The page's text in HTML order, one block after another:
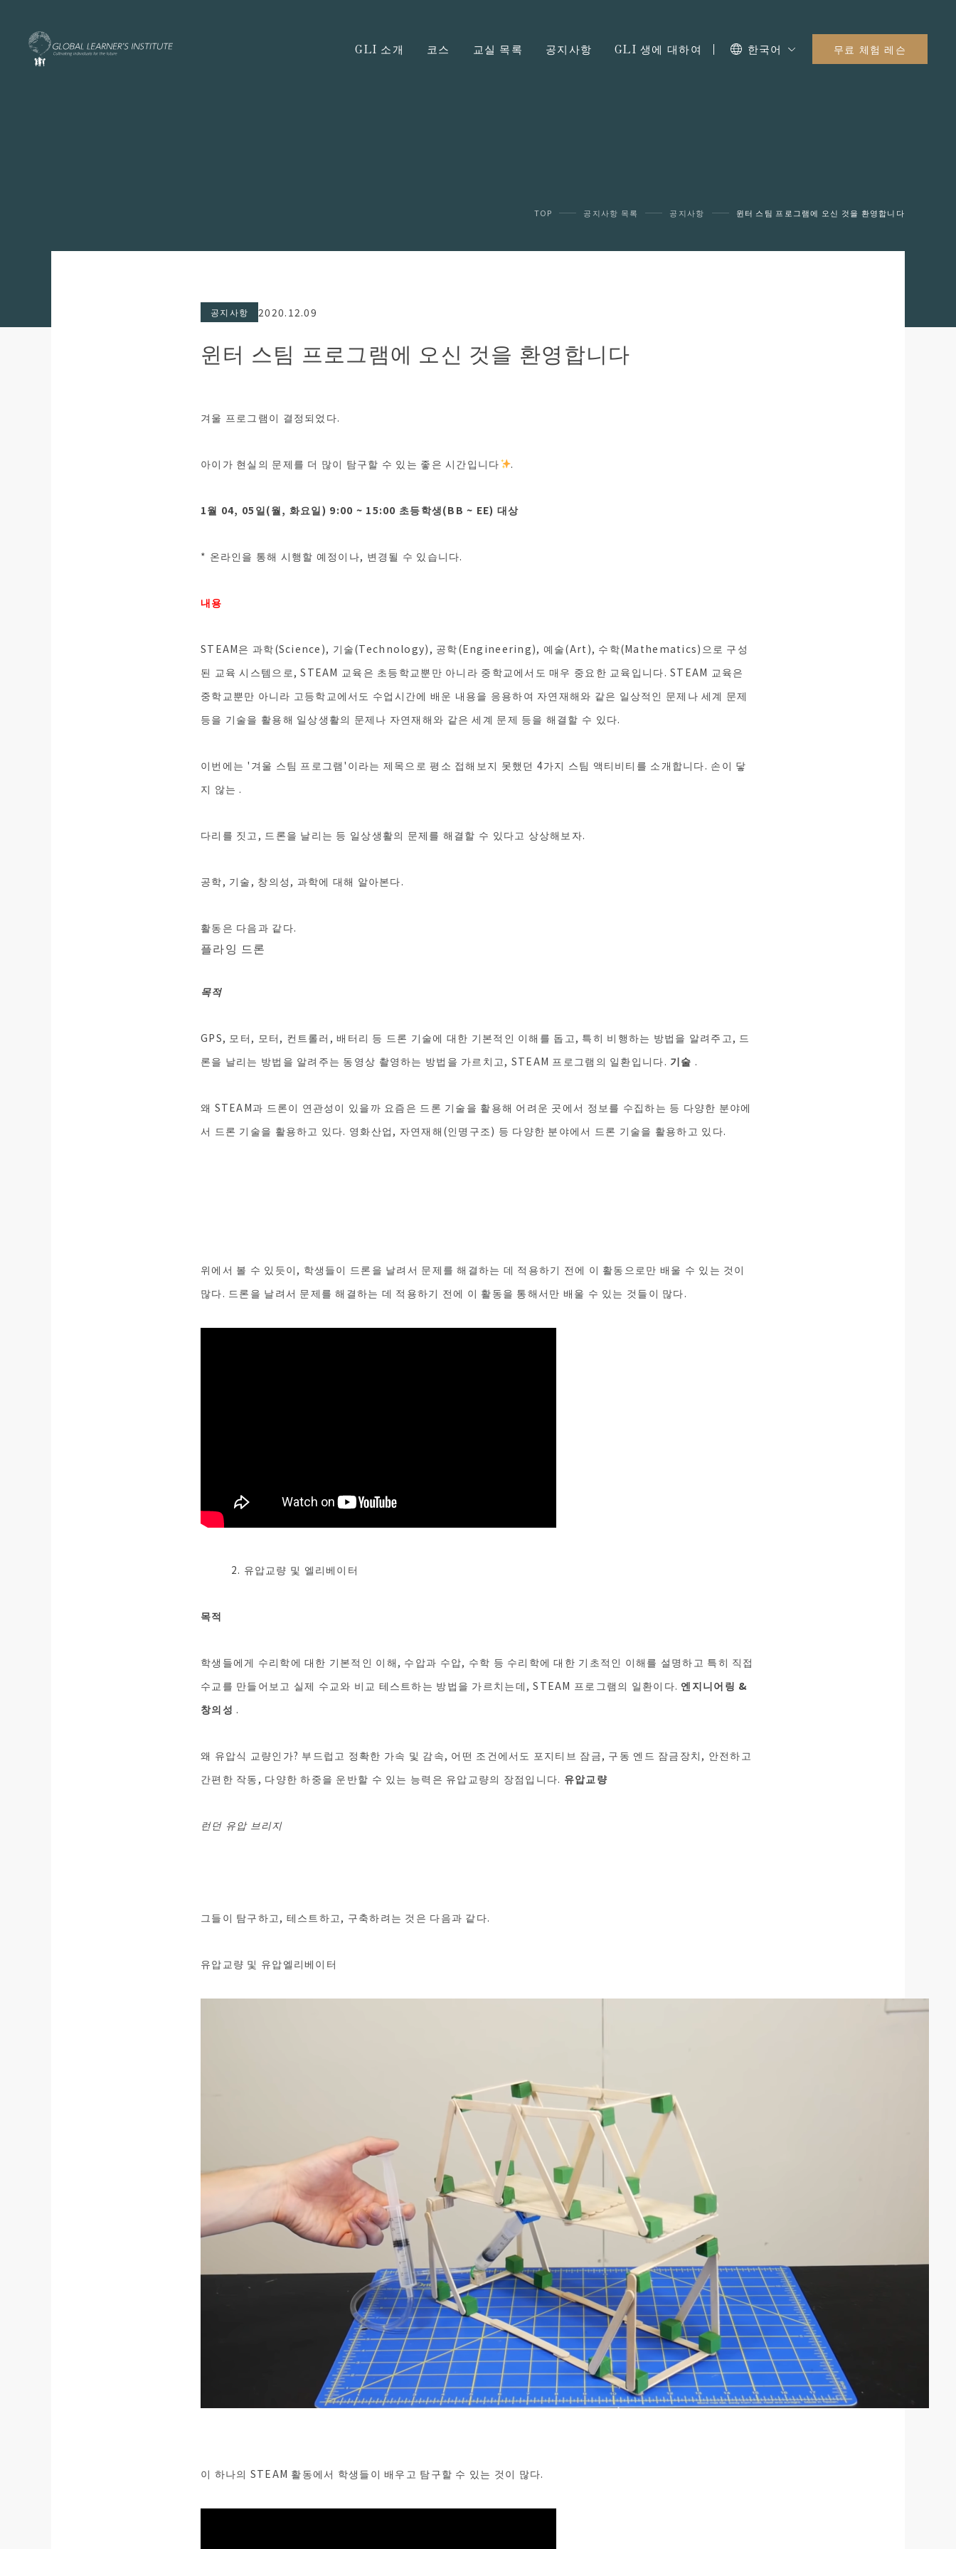
GLI 소개 코스 교실 목록 공지사항 GLI 생에 대하여 한국어 무료 체험 레슨
TOP 공지사항 목록 공지사항 윈터 스팀 프로그램에 오신 것을 환영합니다
공지사항 2020.12.09
윈터 스팀 프로그램에 오신 것을 환영합니다
겨울 프로그램이 결정되었다.
아이가 현실의 문제를 더 많이 탐구할 수 있는 좋은 시간입니다 .
1월 04, 05일(월, 화요일) 9:00 ~ 15:00 초등학생(BB ~ EE) 대상
* 온라인을 통해 시행할 예정이나, 변경될 수 있습니다.
내용
STEAM은 과학(Science), 기술(Technology), 공학(Engineering), 예술(Art), 수학(Mathematics)으로 구성
된 교육 시스템으로, STEAM 교육은 초등학교뿐만 아니라 중학교에서도 매우 중요한 교육입니다. STEAM 교육은
중학교뿐만 아니라 고등학교에서도 수업시간에 배운 내용을 응용하여 자연재해와 같은 일상적인 문제나 세계 문제
등을 기술을 활용해 일상생활의 문제나 자연재해와 같은 세계 문제 등을 해결할 수 있다.
이번에는 '겨울 스팀 프로그램'이라는 제목으로 평소 접해보지 못했던 4가지 스팀 액티비티를 소개합니다. 손이 닿
지 않는 .
다리를 짓고, 드론을 날리는 등 일상생활의 문제를 해결할 수 있다고 상상해보자.
공학, 기술, 창의성, 과학에 대해 알아본다.
활동은 다음과 같다.
플라잉 드론
목적
GPS, 모터, 모터, 컨트롤러, 배터리 등 드론 기술에 대한 기본적인 이해를 돕고, 특히 비행하는 방법을 알려주고, 드
론을 날리는 방법을 알려주는 동영상 촬영하는 방법을 가르치고, STEAM 프로그램의 일환입니다. 기술 .
왜 STEAM과 드론이 연관성이 있을까 요즘은 드론 기술을 활용해 어려운 곳에서 정보를 수집하는 등 다양한 분야에
서 드론 기술을 활용하고 있다. 영화산업, 자연재해(인명구조) 등 다양한 분야에서 드론 기술을 활용하고 있다.
위에서 볼 수 있듯이, 학생들이 드론을 날려서 문제를 해결하는 데 적용하기 전에 이 활동으로만 배울 수 있는 것이
많다. 드론을 날려서 문제를 해결하는 데 적용하기 전에 이 활동을 통해서만 배울 수 있는 것들이 많다.
2. 유압교량 및 엘리베이터
목적
학생들에게 수리학에 대한 기본적인 이해, 수압과 수압, 수학 등 수리학에 대한 기초적인 이해를 설명하고 특히 직접
수교를 만들어보고 실제 수교와 비교 테스트하는 방법을 가르치는데, STEAM 프로그램의 일환이다. 엔지니어링 &
창의성 .
왜 유압식 교량인가? 부드럽고 정확한 가속 및 감속, 어떤 조건에서도 포지티브 잠금, 구동 엔드 잠금장치, 안전하고
간편한 작동, 다양한 하중을 운반할 수 있는 능력은 유압교량의 장점입니다. 유압교량
런던 유압 브리지
그들이 탐구하고, 테스트하고, 구축하려는 것은 다음과 같다.
유압교량 및 유압엘리베이터
이 하나의 STEAM 활동에서 학생들이 배우고 탐구할 수 있는 것이 많다.